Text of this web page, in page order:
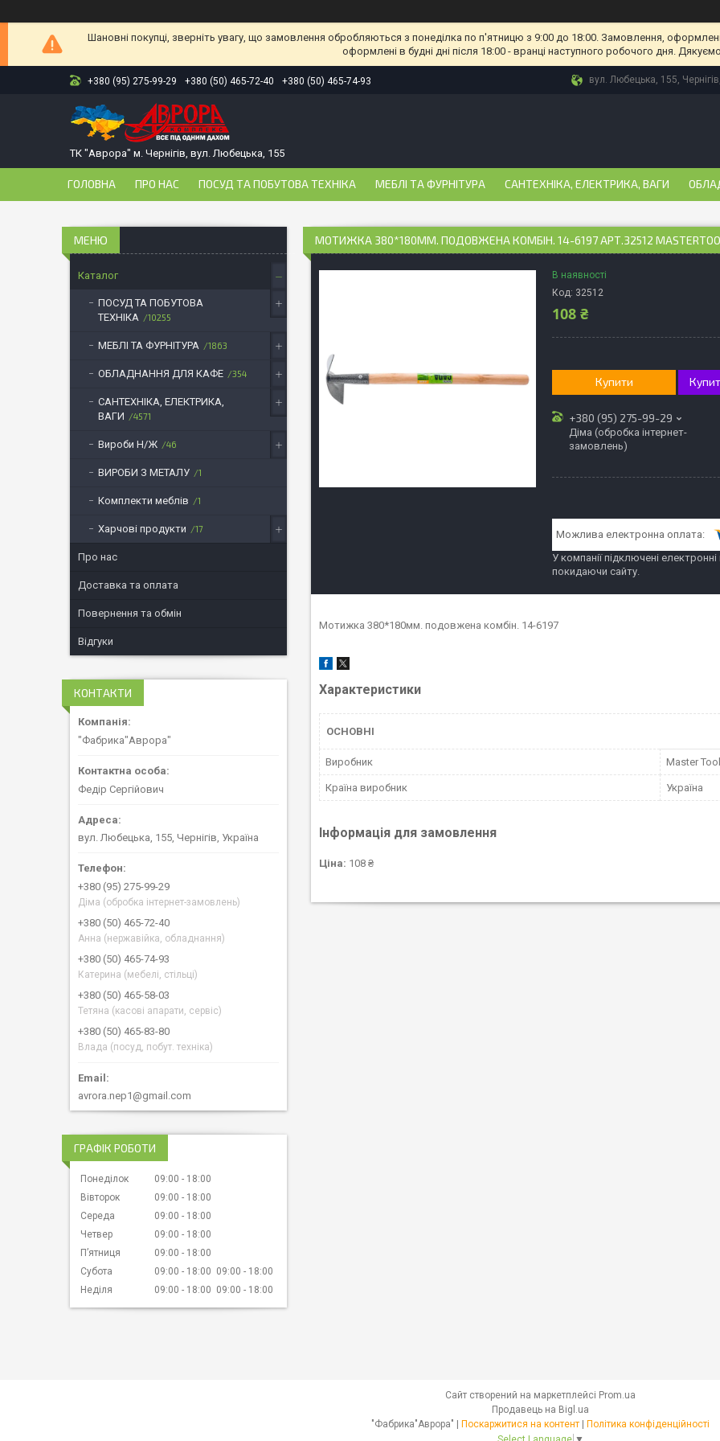
Шановні покупці, зверніть увагу, що замовлення обробляються з понеділка по п'ятницю з 9:00 до 18:00. Замовлення,
оформлені в будні дні після 18:00 - вранці наступного робочого дня.
+380 (95) 275-99-29 +380 (50) 465-72-40 +380 (50) 465-74-93 вул. Любецька, 155,
ТК "Аврора" м. Чернігів, вул. Любецька, 155
ГОЛОВНА ПРО НАС ПОСУД ТА ПОБУТОВА ТЕХНІКА МЕБЛІ ТА ФУРНІТУРА САНТЕХНІКА, ЕЛЕКТРИКА, ВАГИ
МОТИЖКА 380*180ММ. ПОДОВЖЕНА КОМБІН. 14-6197 АРТ.32512
В наявності
Код: 32512
108 ₴
Купити
+380 (95) 275-99-29
Діма (обробка інтернет-
замовлень)
У компанії підключені
покидаючи сайту.
Мотижка 380*180мм. подовжена комбін. 14-6197
Характеристики
ОСНОВНІ
Виробник Master Tool
Країна виробник Україна
Інформація для замовлення
Ціна: 108 ₴
Каталог
ПОСУД ТА ПОБУТОВА
ТЕХНІКА
10255
МЕБЛІ ТА ФУРНІТУРА 1863
ОБЛАДНАННЯ ДЛЯ КАФЕ 354
САНТЕХНІКА, ЕЛЕКТРИКА,
ВАГИ
4571
Вироби Н/Ж 46
ВИРОБИ З МЕТАЛУ 1
Комплекти меблів 1
Харчові продукти 17
Про нас
Доставка та оплата
Повернення та обмін
Відгуки
КОНТАКТИ
"Фабрика"Аврора"
Федір Сергійович
вул. Любецька, 155, Чернігів, Україна
+380 (95) 275-99-29
Діма (обробка інтернет-замовлень)
+380 (50) 465-72-40
Анна (нержавійка, обладнання)
+380 (50) 465-74-93
Катерина (мебелі, стільці)
+380 (50) 465-58-03
Тетяна (касові апарати, сервіс)
+380 (50) 465-83-80
Влада (посуд, побут. техніка)
avrora.nep1@gmail.com
ГРАФІК РОБОТИ
Понеділок 09:00
18:00
Вівторок
09:00
18:00
Середа
09:00
18:00
Четвер
09:00
18:00
Пʼятниця
09:00
18:00
Субота
09:00 18:00 09:00
18:00
Неділя
09:00 18:00 09:00 18:00
Сайт створений на маркетплейсі Prom.ua
Продавець на Bigl.ua
Поскаржитися на контент
Політика конфіденційності